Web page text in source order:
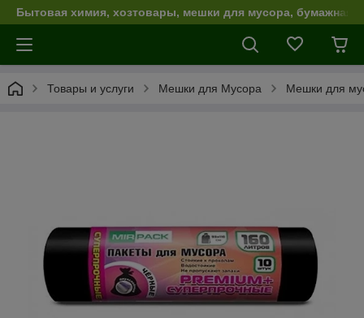
Бытовая химия, хозтовары, мешки для мусора, бумажная
Товары и услуги Мешки для Мусора Мешки для